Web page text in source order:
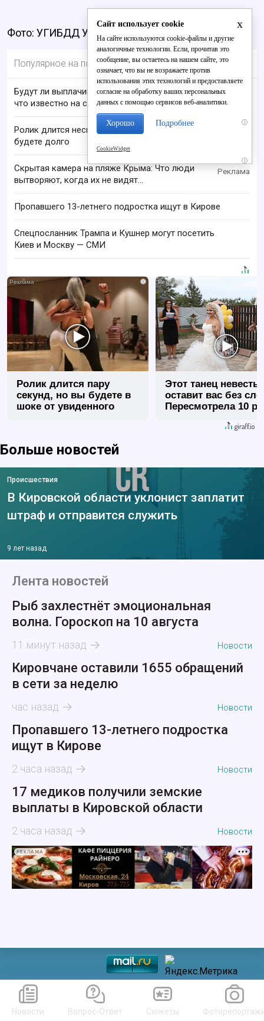
Фото: УГИБДД УМВД по Кировской области
Популярное на портале
Будут ли выплачивать 13-ю пенсию в 2026 году:
что известно на сегодня
i
Ролик длится несколько секунд, а смеяться вы
будете долго
i
Скрытая камера на пляже Крыма: Что люди
вытворяют, когда их не видят...
Пропавшего 13-летнего подростка ищут в Кирове
Спецпосланник Трампа и Кушнер могут посетить
Киев и Москву — СМИ
i
Ролик длится пару
секунд, но вы будете в
шоке от увиденного
Этот танец невесты
оставит вас без
Пересмотрела 10
Больше новостей
Происшествия
В Кировской области уклонист заплатит
штраф и отправится служить
9 лет назад
Лента новостей
Рыб захлестнёт эмоциональная
волна. Гороскоп на 10 августа
11 минут назад Новости
Кировчане оставили 1655 обращений
в сети за неделю
час назад Новости
Пропавшего 13-летнего подростка
ищут в Кирове
2 часа назад Новости
17 медиков получили земские
выплаты в Кировской области
2 часа назад Новости
РЕКЛАМА
Новости Вопрос-Ответ Сюжеты
x
Сайт использует cookie
На сайте используются cookie-файлы и другие
аналогичные технологии. Если, прочитав это
сообщение, вы остаетесь на нашем сайте, это
означает, что вы не возражаете против
использования этих технологий и предоставляете
согласие на обработку ваших персональных
данных с помощью сервисов веб-аналитики.
Хорошо Подробнее
CookieWidget